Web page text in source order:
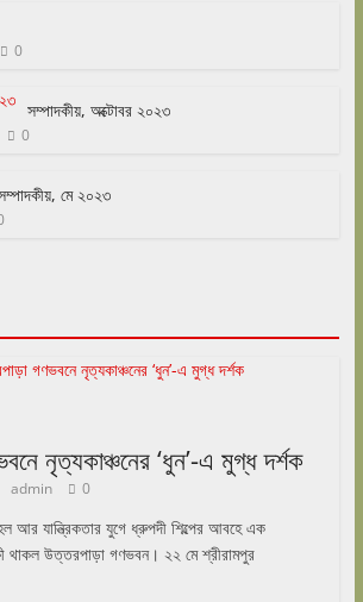
0
সম্পাদকীয়, অক্টোবর ২০২৩
0
মে ২০২৩
নৃত্যকাঞ্চনের ‘ধুন’-এ মুগ্ধ দর্শক
admin 0
আর যান্ত্রিকতার যুগে ধ্রুপদী শিল্পের আবহে এক
থাকল উত্তরপাড়া গণভবন। ২২ মে শ্রীরামপুর